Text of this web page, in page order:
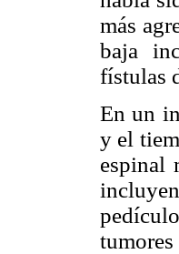
más
baja
fístulas
En un
y el
espinal